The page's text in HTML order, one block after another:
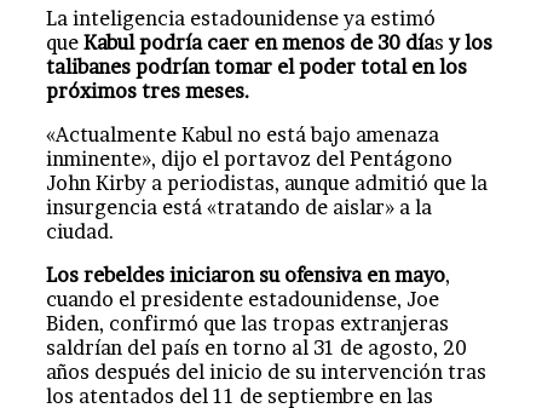
La inteligencia estadounidense ya estimó
que Kabul podría caer en menos de 30 días y los
talibanes podrían tomar el poder total en los
próximos tres meses.
«Actualmente Kabul no está bajo amenaza
inminente», dijo el portavoz del Pentágono
John Kirby a periodistas, aunque admitió que la
insurgencia está «tratando de aislar» a la
ciudad.
Los rebeldes iniciaron su ofensiva en mayo,
cuando el presidente estadounidense, Joe
Biden, confirmó que las tropas extranjeras
saldrían del país en torno al 31 de agosto, 20
años después del inicio de su intervención tras
los atentados del 11 de septiembre en las